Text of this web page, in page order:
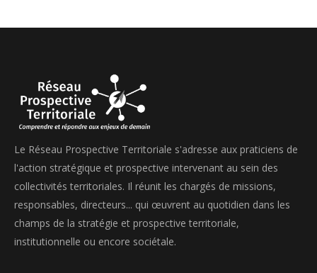
Le Réseau Prospective Territoriale s'adresse aux praticiens de
l'action stratégique et prospective intervenant au sein des
collectivités territoriales. Il réunit les chargés de missions,
responsables, directeurs... qui œuvrent au quotidien dans les
champs de la stratégie et prospective territoriale,
institutionnelle ou encore sociétale.